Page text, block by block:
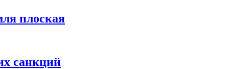
плоская
санкций